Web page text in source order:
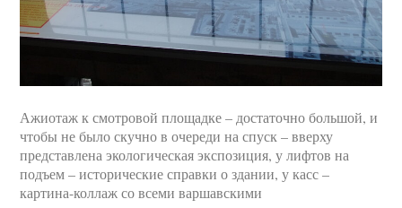
Ажиотаж к смотровой площадке – достаточно большой, и
чтобы не было скучно в очереди на спуск – вверху
представлена экологическая экспозиция, у лифтов на
подъем – исторические справки о здании, у касс –
картина-коллаж со всеми варшавскими